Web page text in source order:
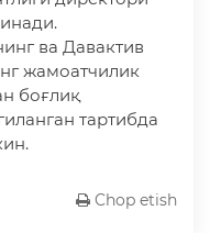
ва Давактив
жамоатчилик
боғлиқ
тартибда
Chop etish